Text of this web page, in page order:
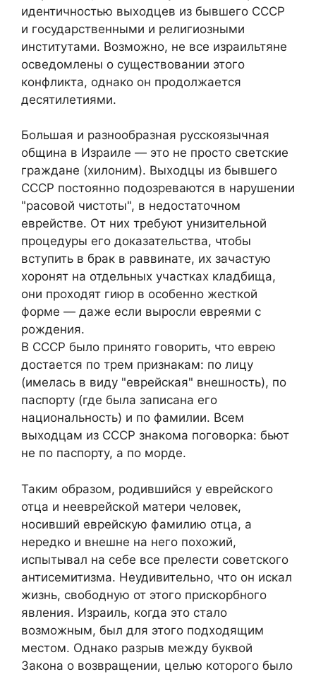
идентичностью выходцев из бывшего СССР
и государственными и религиозными
институтами. Возможно, не все израильтяне
осведомлены о существовании этого
конфликта, однако он продолжается
десятилетиями.
Большая и разнообразная русскоязычная
община в Израиле — это не просто светские
граждане (хилоним). Выходцы из бывшего
СССР постоянно подозреваются в нарушении
"расовой чистоты", в недостаточном
еврействе. От них требуют унизительной
процедуры его доказательства, чтобы
вступить в брак в раввинате, их зачастую
хоронят на отдельных участках кладбища,
они проходят гиюр в особенно жесткой
форме — даже если выросли евреями с
рождения.
В СССР было принято говорить, что еврею
достается по трем признакам: по лицу
(имелась в виду "еврейская" внешность), по
паспорту (где была записана его
национальность) и по фамилии. Всем
выходцам из СССР знакома поговорка: бьют
не по паспорту, а по морде.
Таким образом, родившийся у еврейского
отца и нееврейской матери человек,
носивший еврейскую фамилию отца, а
нередко и внешне на него похожий,
испытывал на себе все прелести советского
антисемитизма. Неудивительно, что он искал
жизнь, свободную от этого прискорбного
явления. Израиль, когда это стало
возможным, был для этого подходящим
местом. Однако разрыв между буквой
Закона о возвращении, целью которого было